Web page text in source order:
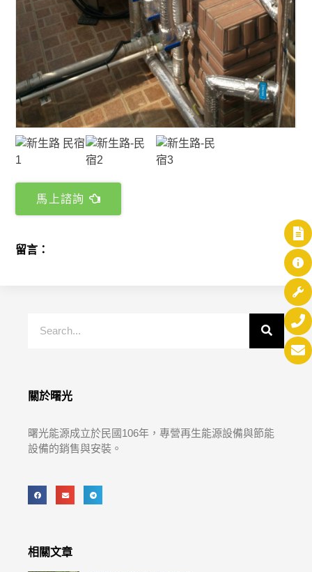
馬上諮詢
留言：
關於曙光
曙光能源成立於民國106年，專營再生能源設備與節能
設備的銷售與安裝。
相關文章